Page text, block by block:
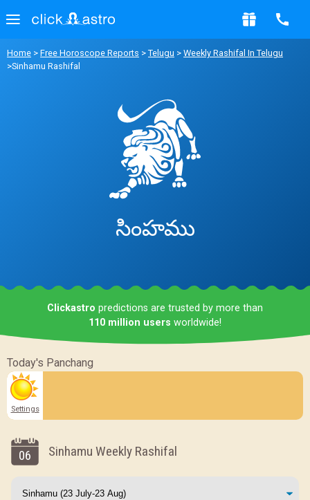
Home > Free Horoscope Reports > Telugu > Weekly Rashifal In Telugu
>Sinhamu Rashifal
సింహము
Clickastro predictions are trusted by more than
110 million users worldwide!
Today's Panchang
Settings
06 Sinhamu Weekly Rashifal